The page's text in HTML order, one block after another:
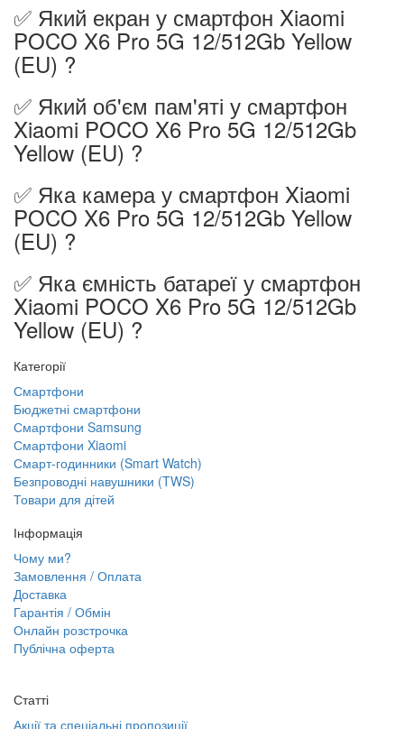
✅ Який екран у смартфон Xiaomi
POCO X6 Pro 5G 12/512Gb Yellow
(EU) ?
✅ Який об'єм пам'яті у смартфон
Xiaomi POCO X6 Pro 5G 12/512Gb
Yellow (EU) ?
✅ Яка камера у смартфон Xiaomi
POCO X6 Pro 5G 12/512Gb Yellow
(EU) ?
✅ Яка ємність батареї у смартфон
Xiaomi POCO X6 Pro 5G 12/512Gb
Yellow (EU) ?
Категорії
Смартфони
Бюджетні смартфони
Смартфони Samsung
Смартфони Xiaomi
Смарт-годинники (Smart Watch)
Безпроводні навушники (TWS)
Товари для дітей
Інформація
Чому ми?
Замовлення / Оплата
Доставка
Гарантія / Обмін
Онлайн розстрочка
Публічна оферта
Статті
Акції та спеціальні пропозиції